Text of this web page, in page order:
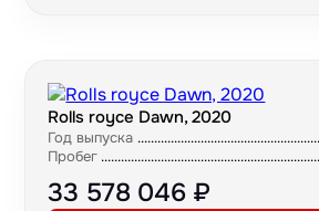
Rolls royce Dawn, 2020
Год выпуска
Пробег
33 578 046 ₽